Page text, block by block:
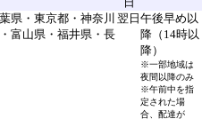
県・東京都・神奈川
富山県・福井県・長
翌日 午後早め以
降（14時以
降）
※一部地域は
夜間以降のみ
※午前中を指
定された場
合、配達が